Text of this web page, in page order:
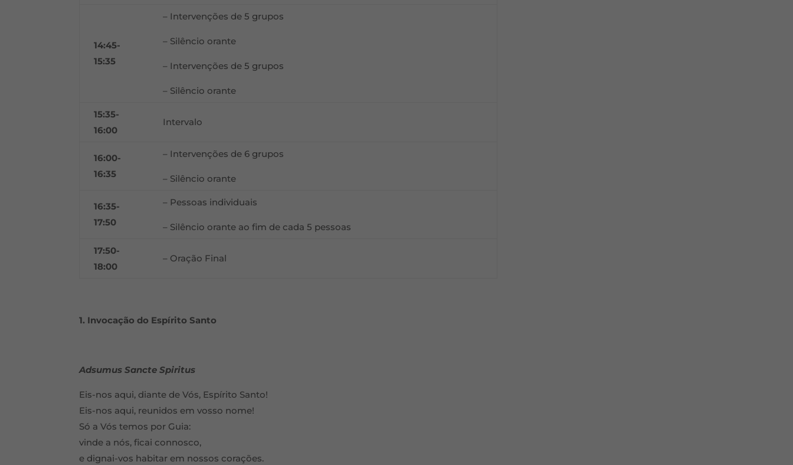
14:45-
15:35
– Intervenções de 5 grupos
– Silêncio orante
– Intervenções de 5 grupos
– Silêncio orante
15:35-
16:00
Intervalo
16:00-
16:35
– Intervenções de 6 grupos
– Silêncio orante
16:35-
17:50
– Pessoas individuais
– Silêncio orante ao fim de cada 5 pessoas
17:50-
18:00
– Oração Final
1. Invocação do Espírito Santo
Adsumus Sancte Spiritus
Eis-nos aqui, diante de Vós, Espírito Santo!
Eis-nos aqui, reunidos em vosso nome!
Só a Vós temos por Guia:
vinde a nós, ficai connosco,
e dignai-vos habitar em nossos corações.